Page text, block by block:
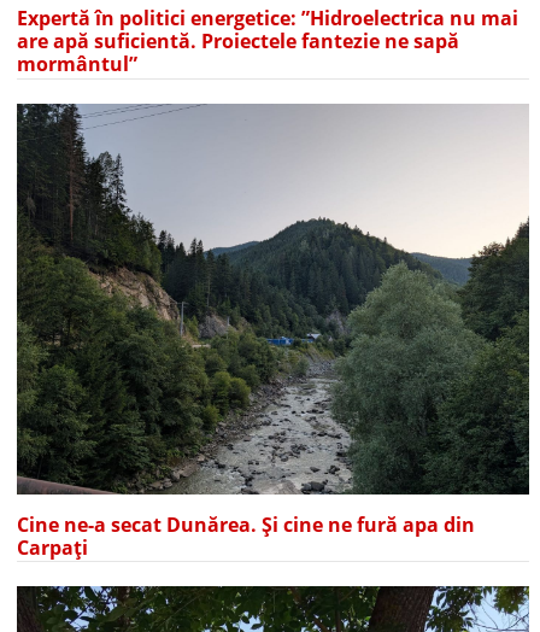
Expertă în politici energetice: ”Hidroelectrica nu mai
are apă suficientă. Proiectele fantezie ne sapă
mormântul”
Cine ne-a secat Dunărea. Și cine ne fură apa din
Carpați